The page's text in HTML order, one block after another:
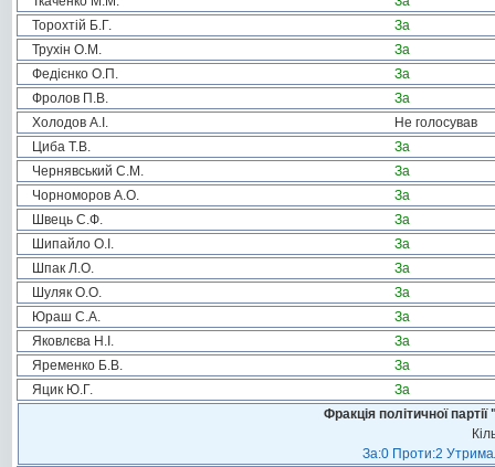
Торохтій Б.Г.
За
Трухін О.М.
За
Федієнко О.П.
За
Фролов П.В.
За
Холодов А.І.
Не голосував
Циба Т.В.
За
Чернявський С.М.
За
Чорноморов А.О.
За
Швець С.Ф.
За
Шипайло О.І.
За
Шпак Л.О.
За
Шуляк О.О.
За
Юраш С.А.
За
Яковлєва Н.І.
За
Яременко Б.В.
За
Яцик Ю.Г.
За
Фракція політичної
За:0 Проти:2